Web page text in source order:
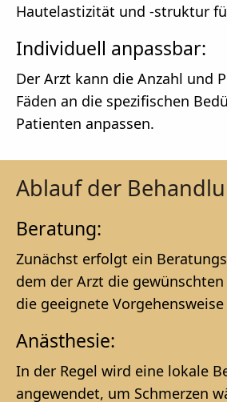
Hautelastizität und -struktur
Individuell anpassbar:
Der Arzt kann die Anzahl und
Fäden an die spezifischen
Patienten anpassen.
Ablauf der
Beratung:
Zunächst erfolgt ein
dem der Arzt die
die geeignete
Anästhesie:
In der Regel wird eine lokale
angewendet, um Schmerzen